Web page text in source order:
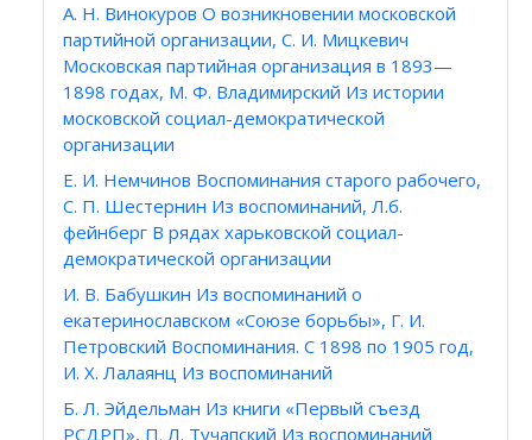
А. Н. Винокуров О возникновении московской
партийной организации, С. И. Мицкевич
Московская партийная организация в 1893—
1898 годах, М. Ф. Владимирский Из истории
московской социал-демократической
организации
Е. И. Немчинов Воспоминания старого рабочего,
С. П. Шестернин Из воспоминаний, Л.б.
фейнберг В рядах харьковской социал-
демократической организации
И. В. Бабушкин Из воспоминаний о
екатеринославском «Союзе борьбы», Г. И.
Петровский Воспоминания. С 1898 по 1905 год,
И. X. Лалаянц Из воспоминаний
Б. Л. Эйдельман Из книги «Первый съезд
РСДРП», П. Л. Тучапский Из воспоминаний